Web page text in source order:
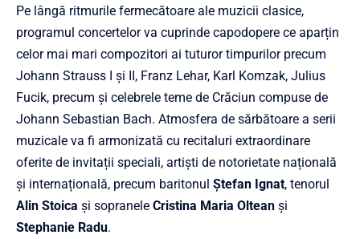
Pe lângă ritmurile fermecătoare ale muzicii clasice,
programul concertelor va cuprinde capodopere ce aparțin
celor mai mari compozitori ai tuturor timpurilor precum
Johann Strauss I și II, Franz Lehar, Karl Komzak, Julius
Fucik, precum și celebrele teme de Crăciun compuse de
Johann Sebastian Bach. Atmosfera de sărbătoare a serii
muzicale va fi armonizată cu recitaluri extraordinare
oferite de invitații speciali, artiști de notorietate națională
și internațională, precum baritonul Ștefan Ignat, tenorul
Alin Stoica și sopranele Cristina Maria Oltean și
Stephanie Radu.